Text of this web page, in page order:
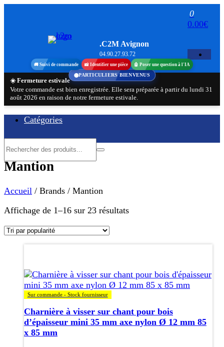
.C2M Avignon
04.90.27.93.72
0
0.00€
🚚 Suivi de commande 📸 Identifier une pièce 🤖 Poser une question à l'IA
☀️ Fermeture estivale
Votre commande est bien enregistrée. Elle sera préparée à partir du lundi 31
août 2026 en raison de notre fermeture estivale.
Catégories
Mantion
Accueil / Brands / Mantion
Affichage de 1–16 sur 23 résultatsTrié
Sur commande - Stock fournisseur
Charnière à visser sur chant pour bois
d’épaisseur mini 35 mm axe nylon Ø 12 mm 85
x 85 mm
PARTICULIERS BIENVENUS